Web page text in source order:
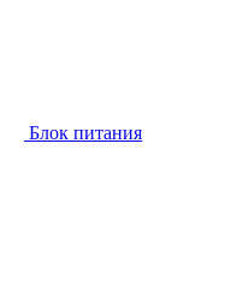
Блок питания